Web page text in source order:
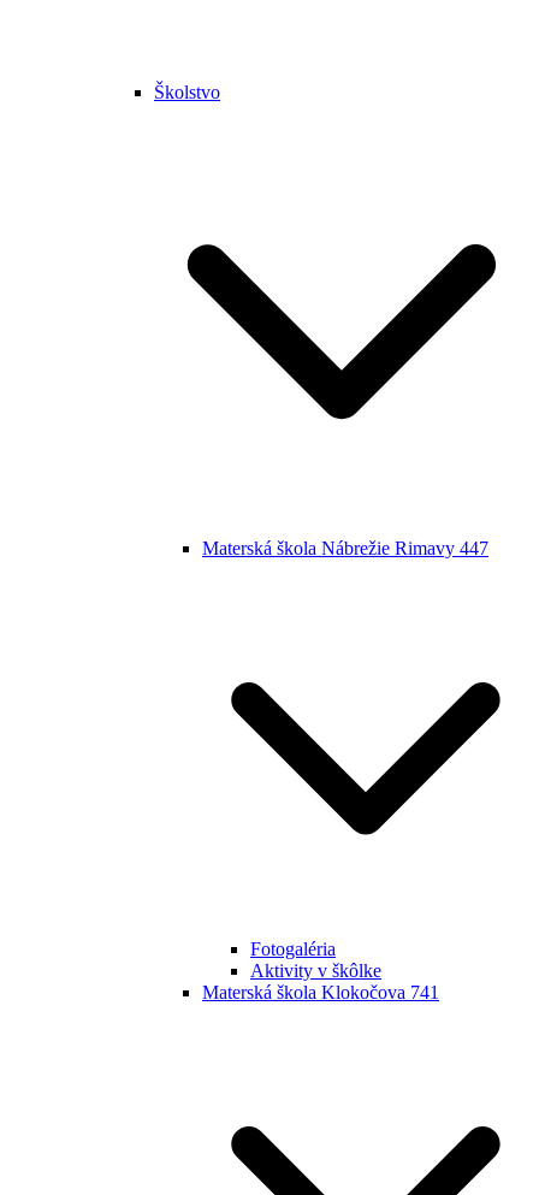
Školstvo
Materská škola Nábrežie Rimavy 447
Fotogaléria
Aktivity v škôlke
Materská škola Klokočova 741